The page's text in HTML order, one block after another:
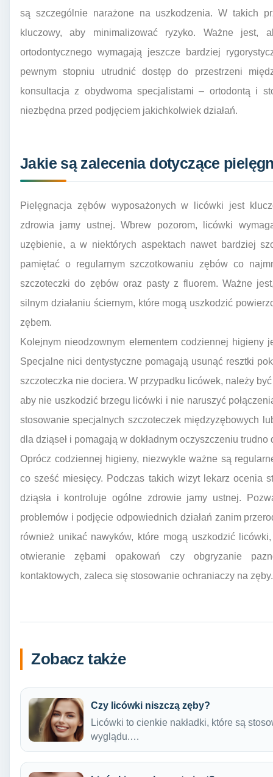
są szczególnie narażone na uszkodzenia. W takich
kluczowy, aby minimalizować ryzyko. Ważne jest,
ortodontycznego wymagają jeszcze bardziej
pewnym stopniu utrudnić dostęp do przestrzeni
konsultacja z obydwoma specjalistami – ortodontą i
niezbędna przed podjęciem jakichkolwiek działań.
Jakie są zalecenia dotyczące
Pielęgnacja zębów wyposażonych w licówki jest
zdrowia jamy ustnej. Wbrew pozorom, licówki
uzębienie, a w niektórych aspektach nawet bardziej
pamiętać o regularnym szczotkowaniu zębów co
szczoteczki do zębów oraz pasty z fluorem. Ważne
silnym działaniu ściernym, które mogą uszkodzić
zębem.
Kolejnym nieodzownym elementem codziennej higieny
Specjalne nici dentystyczne pomagają usunąć resztki
szczoteczka nie dociera. W przypadku licówek, należy
aby nie uszkodzić brzegu licówki i nie naruszyć
stosowanie specjalnych szczoteczek międzyzębowych
dla dziąseł i pomagają w dokładnym oczyszczeniu trudno
Oprócz codziennej higieny, niezwykle ważne są
co sześć miesięcy. Podczas takich wizyt lekarz ocenia
dziąsła i kontroluje ogólne zdrowie jamy ustnej.
problemów i podjęcie odpowiednich działań zanim
również unikać nawyków, które mogą uszkodzić
otwieranie zębami opakowań czy obgryzanie
kontaktowych, zaleca się stosowanie ochraniaczy na zęby.
Zobacz także
Czy licówki niszczą zęby?
Licówki to cienkie nakładki, które są
wyglądu.…